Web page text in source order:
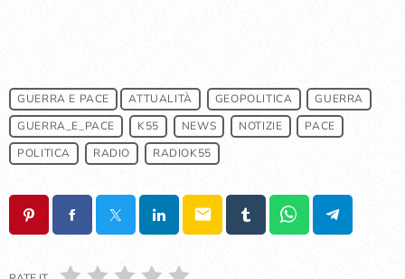
GUERRA E PACE ATTUALITÀ GEOPOLITICA
GUERRA
GUERRA_E_PACE
K55 NEWS NOTIZIE
PACE
POLITICA
RADIO RADIOK55
email